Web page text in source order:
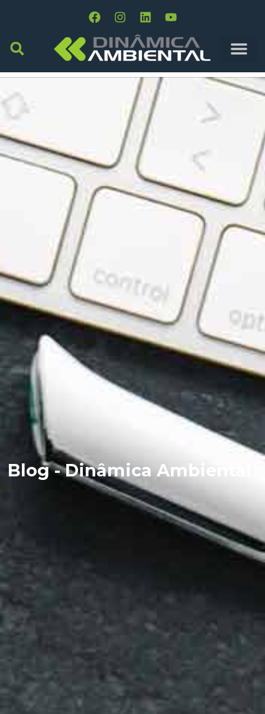
Blog - Dinâmica Ambiental